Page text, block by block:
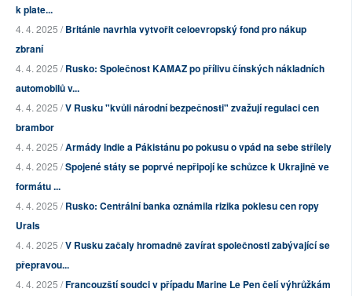
k plate...
4. 4. 2025 /Británie navrhla vytvořit celoevropský fond pro nákup
zbraní
4. 4. 2025 /Rusko: Společnost KAMAZ po přílivu čínských nákladních
automobilů v...
4. 4. 2025 /V Rusku "kvůli národní bezpečnosti" zvažují regulaci cen
brambor
4. 4. 2025 /Armády Indie a Pákistánu po pokusu o vpád na sebe střílely
4. 4. 2025 /Spojené státy se poprvé nepřipojí ke schůzce k Ukrajině ve
formátu ...
4. 4. 2025 /Rusko: Centrální banka oznámila rizika poklesu cen ropy
Urals
4. 4. 2025 /V Rusku začaly hromadně zavírat společnosti zabývající se
přepravou...
4. 4. 2025 /Francouzští soudci v případu Marine Le Pen čelí výhrůžkám